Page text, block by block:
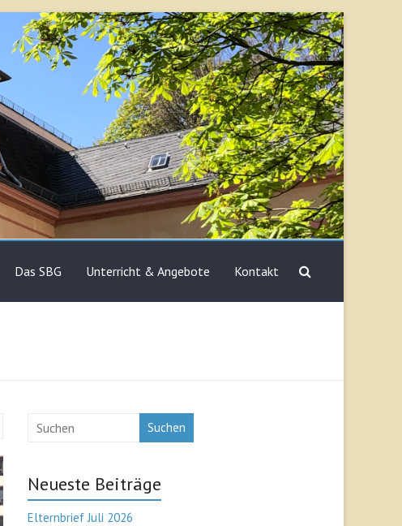
Das SBG Unterricht & Angebote Kontakt
Suchen
Neueste Beiträge
Elternbrief Juli 2026